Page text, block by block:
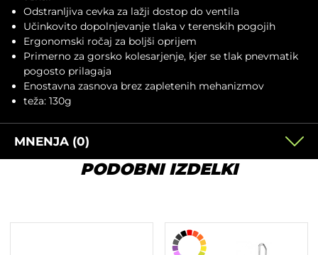
Odstranljiva cevka za lažji dostop do ventila
Učinkovito dopolnjevanje tlaka v terenskih pogojih
Ergonomski ročaj za boljši oprijem
Primerno za gorsko kolesarjenje, kjer se tlak pnevmatik
pogosto prilagaja
Enostavna zasnova brez zapletenih mehanizmov
teža: 130g
MNENJA (0)
PODOBNI IZDELKI